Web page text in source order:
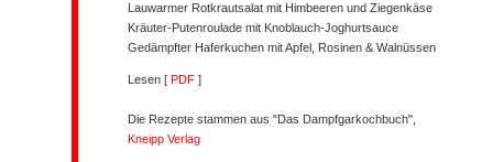
Lauwarmer Rotkrautsalat mit Himbeeren und Ziegenkäse
Kräuter-Putenroulade mit Knoblauch-Joghurtsauce
Gedämpfter Haferkuchen mit Apfel, Rosinen & Walnüssen
Lesen [ PDF ]
Die Rezepte stammen aus "Das Dampfgarkochbuch",
Kneipp Verlag